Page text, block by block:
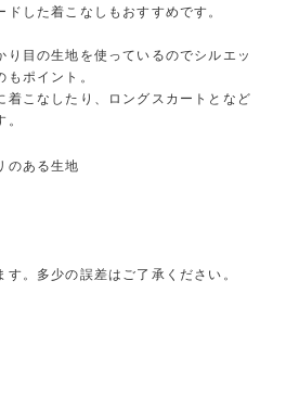
ドした着こなしもおすすめです。
り目の生地を使っているのでシルエッ
もポイント。
着こなしたり、ロングスカートとなど
のある生地
。多少の誤差はご了承ください。